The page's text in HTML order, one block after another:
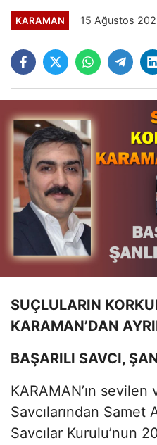
KARAMAN 15 Ağustos
SUÇLULARIN
KARAMAN’DAN
BAŞARILI SAVCI,
KARAMAN’ın
Savcılarından
Savcılar Kurulu’nun